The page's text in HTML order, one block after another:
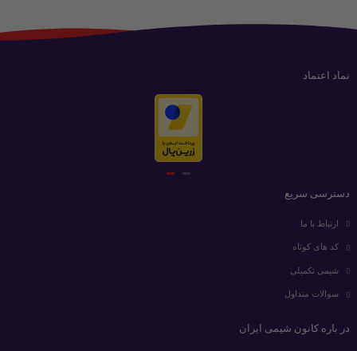
نماد اعتماد
دسترسی سریع
ارتباط با ما
کد های کوتاه
شیمی تکمیلی
سوالات متداول
در باره کانون شیمی ایران